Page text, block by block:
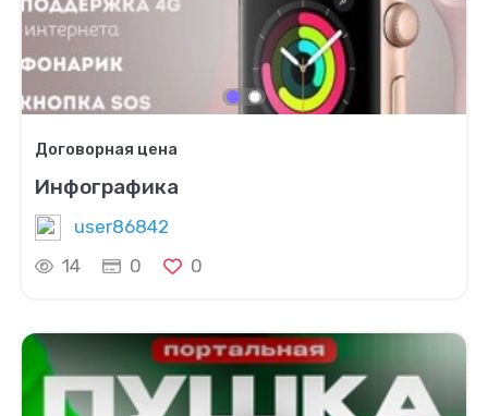
Договорная цена
Инфографика
user86842
14
0 0